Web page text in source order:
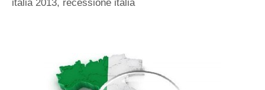
italia 2013, recessione italia